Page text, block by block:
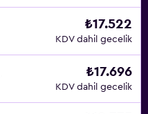
₺17.522
KDV dahil gecelik
₺17.696
KDV dahil gecelik